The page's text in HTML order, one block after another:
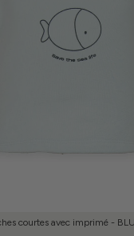
courtes avec imprimé -